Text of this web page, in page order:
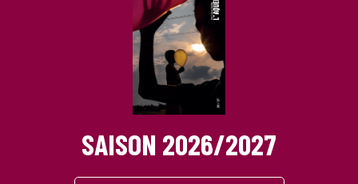
SAISON 2026/2027